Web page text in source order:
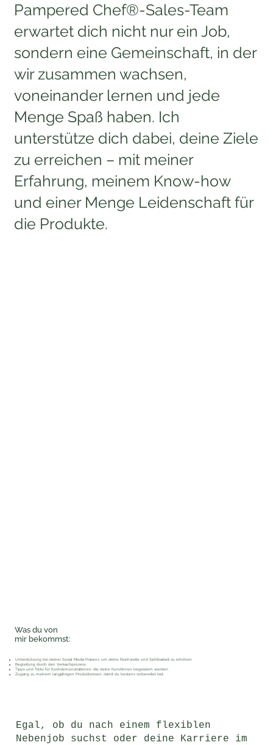
Pampered Chef®-Sales-Team
erwartet dich nicht nur ein Job,
sondern eine Gemeinschaft, in der
wir zusammen wachsen,
voneinander lernen und jede
Menge Spaß haben. Ich
unterstütze dich dabei, deine Ziele
zu erreichen – mit meiner
Erfahrung, meinem Know-how
und einer Menge Leidenschaft für
die Produkte.
Was du von
mir bekommst:
Unterstützung bei deiner Social Media Präsenz, um deine Reichweite und Sichtbarkeit zu erhöhen.
Begleitung durch den Verkaufsprozess
Tipps und Tricks für Kochdemonstrationen, die deine Kund:Innen begeistern werden.
Zugang zu meinem langjährigen Produktwissen, damit du bestens vorbereitet bist.
Egal, ob du nach einem flexiblen
Nebenjob suchst oder deine Karriere im